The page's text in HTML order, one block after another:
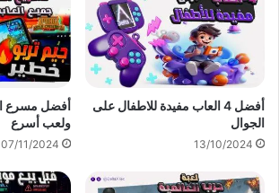
أفضل 4 العاب مفيدة للاطفال على
الجوال
13/10/2024
ولعب أسرع
07/11/2024